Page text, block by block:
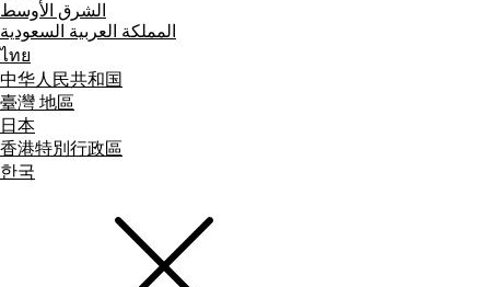
الشرق الأوسط
المملكة العربية السعودية
ไทย
中华人民共和国
臺灣 地區
日本
香港特別行政區
한국